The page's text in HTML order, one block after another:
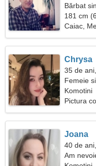
Bărbat
181 cm
Caiac,
Chrysa
35 de
Femeie
Komotini
Pictura
Joana
40 de
Am